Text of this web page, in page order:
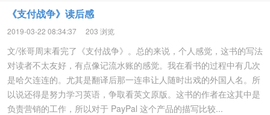
《支付战争》读后感
2019-03-22 08:34:37 203 浏览
文/张哥周末看完了《支付战争》。总的来说，个人感觉，这书的写法
对读者不太友好，有点像记流水账的感觉。我在看书的过程中有几次
是哈欠连连的。尤其是翻译后那一连串让人随时出戏的外国人名。所
以说还得是努力学习英语，争取看英文原版。这书的作者在这其中是
负责营销的工作，所以对于 PayPal 这个产品的描写比较...